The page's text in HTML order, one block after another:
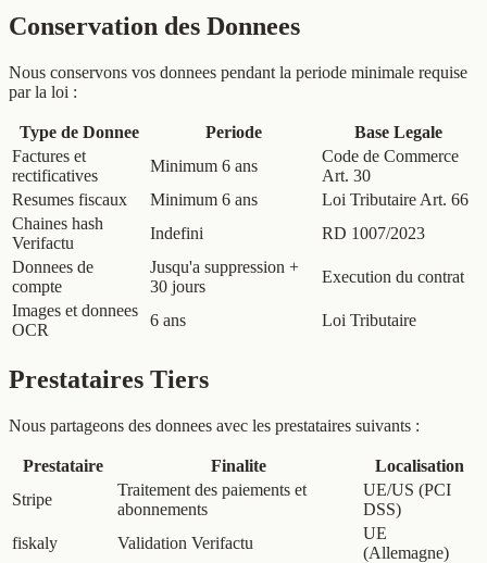
Conservation des Donnees
Nous conservons vos donnees pendant la periode minimale requise
par la loi :
Type de Donnee Periode
Base Legale
Factures et
rectificatives
Minimum 6 ans
Code de Commerce
Art. 30
Resumes fiscaux
Minimum 6 ans
Loi Tributaire Art. 66
Chaines hash
Verifactu
Indefini
RD 1007/2023
Donnees de
compte
Jusqu'a suppression +
30 jours
Execution du contrat
Images et donnees
OCR
6 ans Loi Tributaire
Prestataires Tiers
Nous partageons des donnees avec les prestataires suivants :
Prestataire Finalite
Localisation
Stripe
Traitement des paiements et
abonnements
UE/US (PCI
DSS)
fiskaly
Validation Verifactu
UE
(Allemagne)